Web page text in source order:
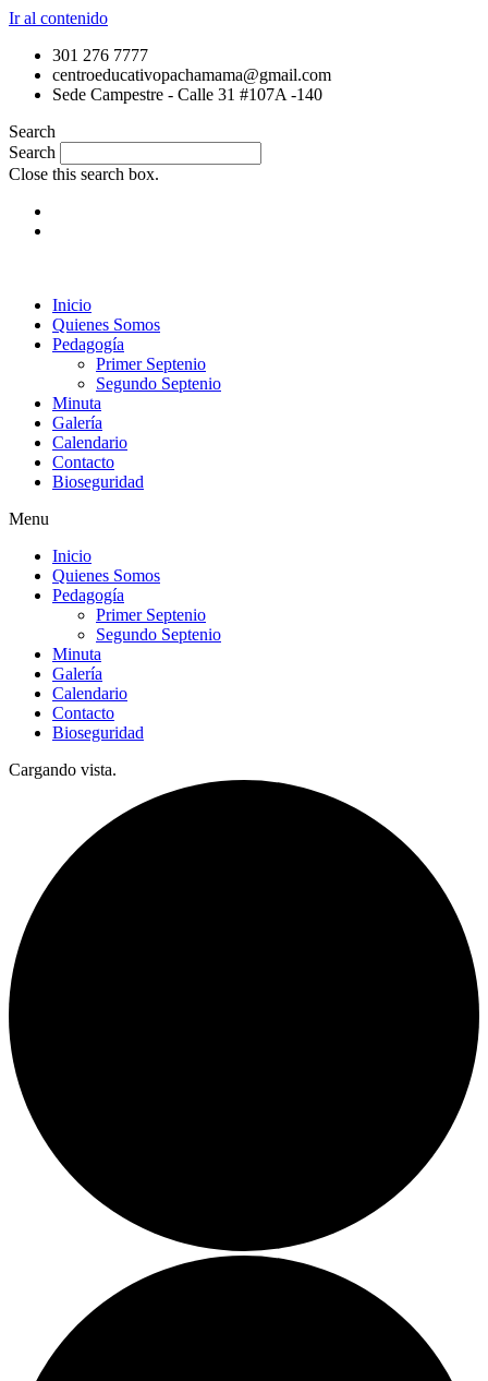
Ir al contenido
301 276 7777
centroeducativopachamama@gmail.com
Sede Campestre - Calle 31 #107A -140
Search
Search
Close this search box.
Inicio
Quienes Somos
Pedagogía
Primer Septenio
Segundo Septenio
Minuta
Galería
Calendario
Contacto
Bioseguridad
Menu
Inicio
Quienes Somos
Pedagogía
Primer Septenio
Segundo Septenio
Minuta
Galería
Calendario
Contacto
Bioseguridad
Cargando vista.